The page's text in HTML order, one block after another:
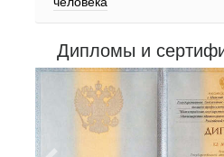
Дипломы и